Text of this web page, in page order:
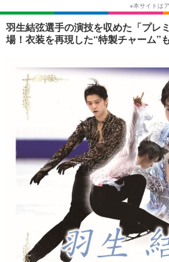
音楽
ショッピング
ライフTOP
ペット
リリース一覧
プッシュ通知の停止方法
羽生結弦選手の演技を収めた「プレ
場！衣装を再現した“特製チャーム”